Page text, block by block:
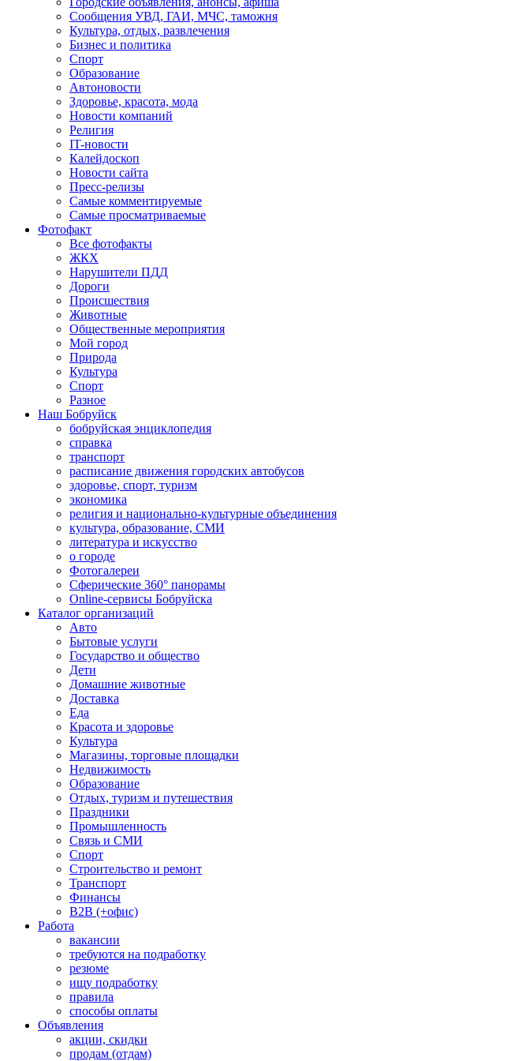
Сообщения УВД, ГАИ, МЧС, таможня
Культура, отдых, развлечения
Бизнес и политика
Спорт
Образование
Автоновости
Здоровье, красота, мода
Новости компаний
Религия
IT-новости
Калейдоскоп
Новости сайта
Пресс-релизы
Самые комментируемые
Самые просматриваемые
Фотофакт
Все фотофакты
ЖКХ
Нарушители ПДД
Дороги
Происшествия
Животные
Общественные мероприятия
Мой город
Природа
Культура
Спорт
Разное
Наш Бобруйск
бобруйская энциклопедия
справка
транспорт
расписание движения городских автобусов
здоровье, спорт, туризм
экономика
религия и национально-культурные объединения
культура, образование, СМИ
литература и искусство
о городе
Фотогалереи
Сферические 360° панорамы
Online-сервисы Бобруйска
Каталог организаций
Авто
Бытовые услуги
Государство и общество
Дети
Домашние животные
Доставка
Еда
Красота и здоровье
Культура
Магазины, торговые площадки
Недвижимость
Образование
Отдых, туризм и путешествия
Праздники
Промышленность
Связь и СМИ
Спорт
Строительство и ремонт
Транспорт
Финансы
B2B (+офис)
Работа
вакансии
требуются на подработку
резюме
ищу подработку
правила
способы оплаты
Объявления
акции, скидки
продам (отдам)